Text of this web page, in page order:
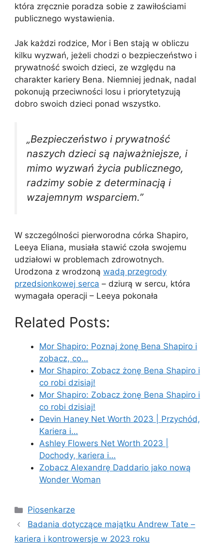
która zręcznie poradza sobie z zawiłościami
publicznego wystawienia.
Jak każdzi rodzice, Mor i Ben stają w obliczu
kilku wyzwań, jeżeli chodzi o bezpieczeństwo i
prywatność swoich dzieci, ze względu na
charakter kariery Bena. Niemniej jednak, nadal
pokonują przeciwności losu i priorytetyzują
dobro swoich dzieci ponad wszystko.
„Bezpieczeństwo i prywatność
naszych dzieci są najważniejsze, i
mimo wyzwań życia publicznego,
radzimy sobie z determinacją i
wzajemnym wsparciem.”
W szczególności pierworodna córka Shapiro,
Leeya Eliana, musiała stawić czoła swojemu
udziałowi w problemach zdrowotnych.
Urodzona z wrodzoną wadą przegrody
przedsionkowej serca – dziurą w sercu, która
wymagała operacji – Leeya pokonała
Related Posts:
Mor Shapiro: Poznaj żonę Bena Shapiro i
zobacz, co…
Mor Shapiro: Zobacz żonę Bena Shapiro i
co robi dzisiaj!
Mor Shapiro: Zobacz żonę Bena Shapiro i
co robi dzisiaj!
Devin Haney Net Worth 2023 | Przychód,
Kariera i…
Ashley Flowers Net Worth 2023 |
Dochody, kariera i…
Zobacz Alexandrę Daddario jako nową
Wonder Woman
Categories
Piosenkarze
Badania dotyczące majątku Andrew Tate –
kariera i kontrowersje w 2023 roku